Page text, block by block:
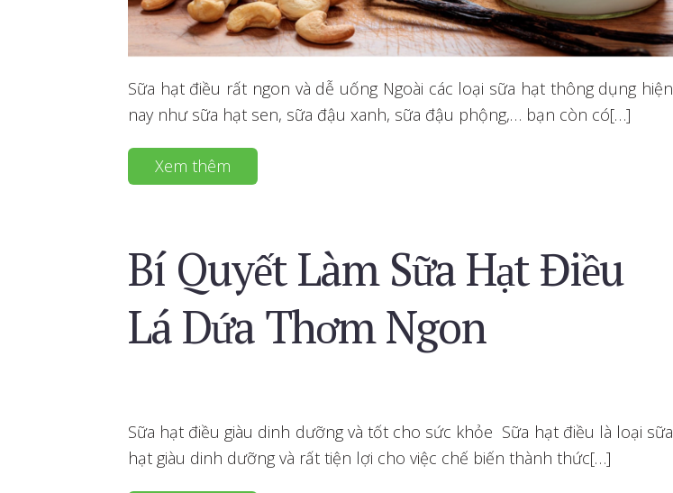
Sữa hạt điều rất ngon và dễ uống Ngoài các loại sữa hạt thông dụng hiện
nay như sữa hạt sen, sữa đậu xanh, sữa đậu phộng,… bạn còn có[…]
Xem thêm
Bí Quyết Làm Sữa Hạt Điều
Lá Dứa Thơm Ngon
Sữa hạt điều giàu dinh dưỡng và tốt cho sức khỏe Sữa hạt điều là loại sữa
hạt giàu dinh dưỡng và rất tiện lợi cho việc chế biến thành thức[…]